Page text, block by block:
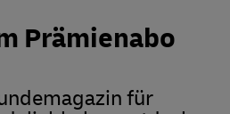
Prämienabo
für